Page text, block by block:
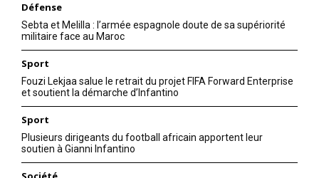
Défense
Sebta et Melilla : l’armée espagnole doute de sa supériorité
militaire face au Maroc
Sport
Fouzi Lekjaa salue le retrait du projet FIFA Forward Enterprise
et soutient la démarche d’Infantino
Sport
Plusieurs dirigeants du football africain apportent leur
soutien à Gianni Infantino